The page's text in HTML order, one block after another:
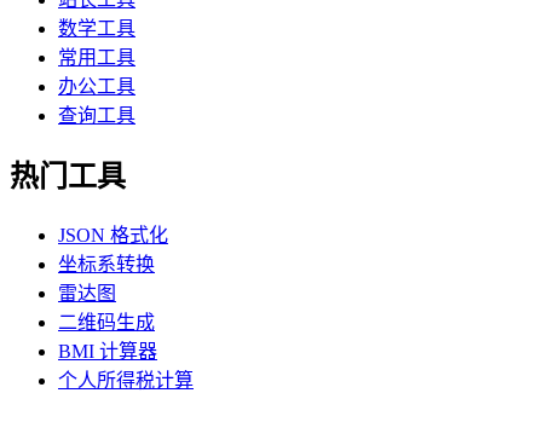
数学工具
常用工具
办公工具
查询工具
热门工具
JSON 格式化
坐标系转换
雷达图
二维码生成
BMI 计算器
个人所得税计算